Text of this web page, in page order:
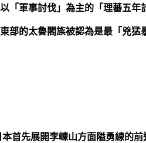
「軍事討伐」為主的「理蕃五年
部的太魯閣族被認為是最「兇猛
本首先展開李崠山方面隘勇線的前